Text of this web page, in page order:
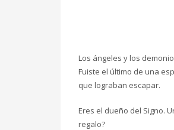
Los ángeles y los
Fuiste el último de una
que lograban escapar.
Eres el dueño del Signo.
regalo?